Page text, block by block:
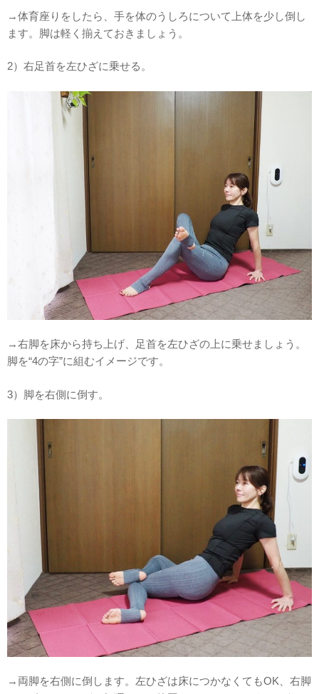
→体育座りをしたら、手を体のうしろについて上体を少し倒し
ます。脚は軽く揃えておきましょう。
2）右足首を左ひざに乗せる。
→右脚を床から持ち上げ、足首を左ひざの上に乗せましょう。
脚を“4の字”に組むイメージです。
3）脚を右側に倒す。
→両脚を右側に倒します。左ひざは床につかなくてもOK、右脚